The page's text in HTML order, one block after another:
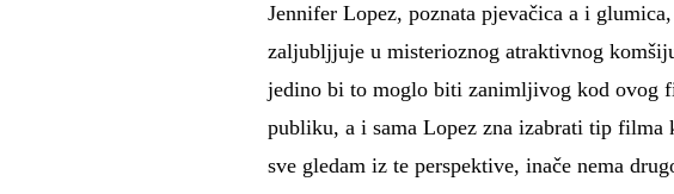
Jennifer Lopez, poznata pjevačica a i
zaljubljjuje u misterioznog atraktivnog
jedino bi to moglo biti zanimljivog kod ovog
publiku, a i sama Lopez zna izabrati tip
sve gledam iz te perspektive, inače nema